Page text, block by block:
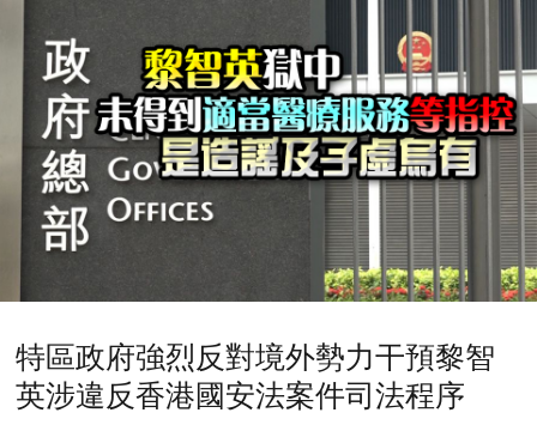
特區政府強烈反對境外勢力干預黎智
英涉違反香港國安法案件司法程序